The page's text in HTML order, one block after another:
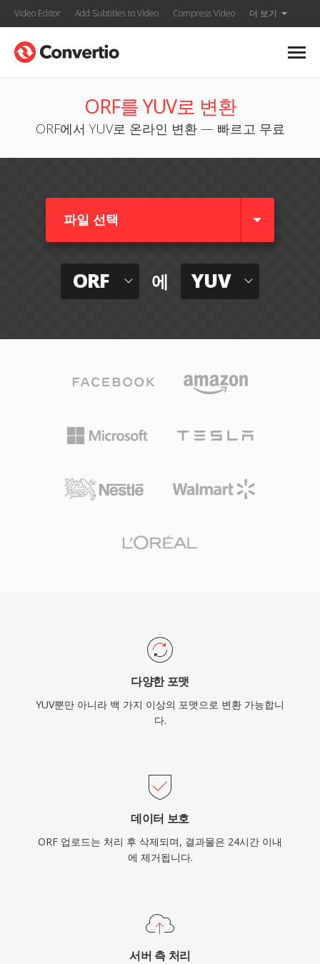
Video Editor Add Subtitles to Video Compress Video 더 보기
ORF를 YUV로 변환
ORF에서 YUV로 온라인 변환 — 빠르고 무료
파일 선택
ORF 에 YUV
다양한 포맷
YUV뿐만 아니라 백 가지 이상의 포맷으로 변환 가능합니
다.
데이터 보호
ORF 업로드는 처리 후 삭제되며, 결과물은 24시간 이내
에 제거됩니다.
서버 측 처리